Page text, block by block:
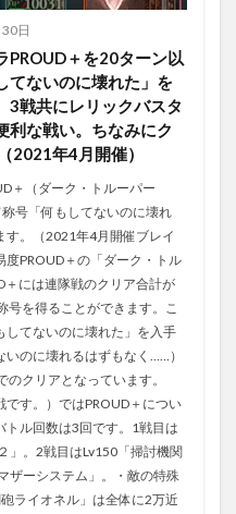
日
PROUD＋を20ターン以
てないのに壊れた」を
3戦共にレリックバスタ
利な戦い。ちなみにク
2021年4月開催）
＋（ダーク・トルーパー
号「何もしてないのに壊れ
。（2021年4月開催ブレイ
PROUD＋の「ダーク・トル
＋には連隊戦のクリア合計が
号を得ることができます。こ
してないのに壊れた」を入手
のに壊れるはずもなく……）
クリアとなっています。
です。）ではPROUD＋につい
ル回数は3回です。1戦目は
」。2戦目はLv150「掃討機関
ザーシステム」。・敵の特殊
ライオネル」は全体に2万近